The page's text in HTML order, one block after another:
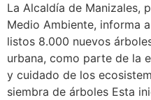
La Alcaldía de Manizales,
Medio Ambiente, informa
listos 8.000 nuevos
urbana, como parte de la
y cuidado de los
siembra de árboles Esta